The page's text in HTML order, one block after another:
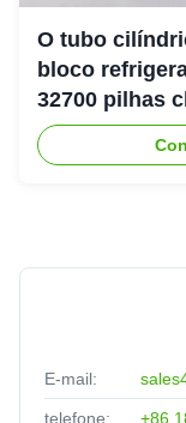
O tubo
bloco
32700 pilhas
veículo de
E-mail:
telefone: +86